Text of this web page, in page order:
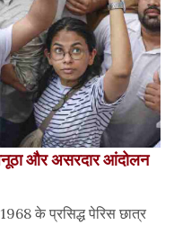
अनूठा और असरदार आंदोलन
के प्रसिद्ध पेरिस छात्र